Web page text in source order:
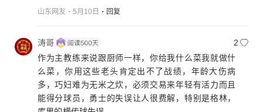
山东网友 5月10日 回复
涛哥
2
作为主教练来说跟厨师一样，你给我什么菜我就做什
么菜，你用这些老头肯定出不了战绩，年龄大伤病
多，巧妇难为无米之炊，必须交易来年轻有活力而且
能得分球员，勇士的失误让人很费解，特别是格林，